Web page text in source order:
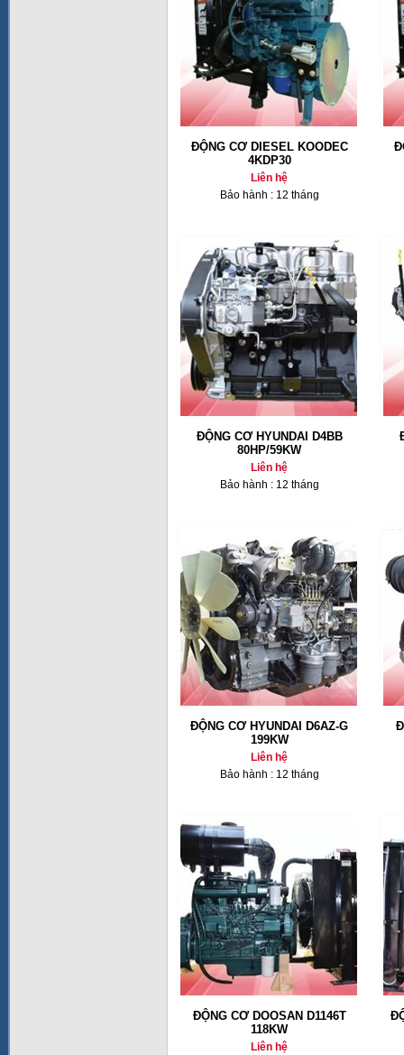
ĐỘNG CƠ DIESEL KOODEC
4KDP30
Liên hệ
Bảo hành : 12 tháng
ĐỘNG CƠ HYUNDAI D4BB
80HP/59KW
Liên hệ
Bảo hành : 12 tháng
ĐỘNG CƠ HYUNDAI D6AZ-G
199KW
Liên hệ
Bảo hành : 12 tháng
ĐỘNG CƠ DOOSAN D1146T
118KW
Liên hệ